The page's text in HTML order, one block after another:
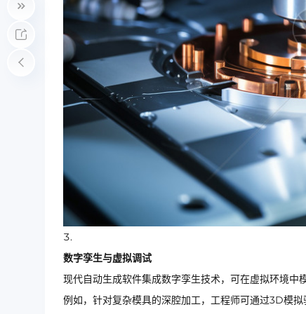
数字孪生与虚拟调试
现代自动生成软件集成数字孪生技术，可在虚拟环境中
例如，针对复杂模具的深腔加工，工程师可通过3D模